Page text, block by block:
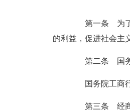
第一条 为了加
的利益，促进社会主
第二条 国务院
国务院工商行
第三条 经商标